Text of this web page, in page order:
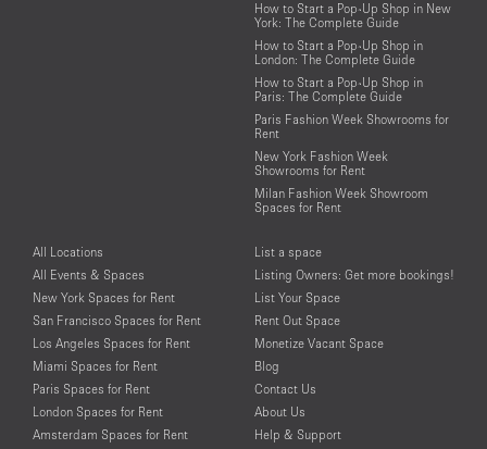
How to Start a Pop-Up Shop in New
York: The Complete Guide
How to Start a Pop-Up Shop in
London: The Complete Guide
How to Start a Pop-Up Shop in
Paris: The Complete Guide
Paris Fashion Week Showrooms for
Rent
New York Fashion Week
Showrooms for Rent
Milan Fashion Week Showroom
Spaces for Rent
All Locations
All Events & Spaces
New York Spaces for Rent
San Francisco Spaces for Rent
Los Angeles Spaces for Rent
Miami Spaces for Rent
Paris Spaces for Rent
London Spaces for Rent
Amsterdam Spaces for Rent
List a space
Listing Owners: Get more bookings!
List Your Space
Rent Out Space
Monetize Vacant Space
Blog
Contact Us
About Us
Help & Support